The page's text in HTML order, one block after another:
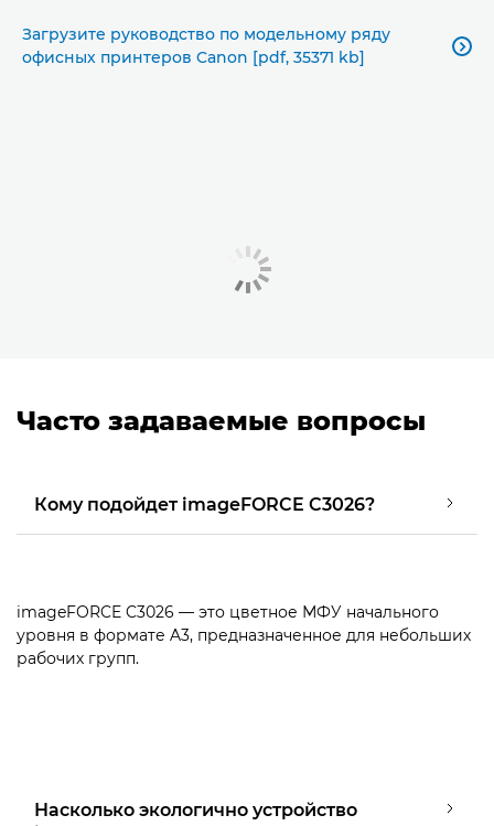
Загрузите руководство по модельному ряду
офисных принтеров Canon [pdf, 35371 kb]

Часто задаваемые вопросы
Кому подойдет imageFORCE C3026?
imageFORCE C3026 — это цветное МФУ начального
уровня в формате A3, предназначенное для небольших
рабочих групп.
Насколько экологично устройство